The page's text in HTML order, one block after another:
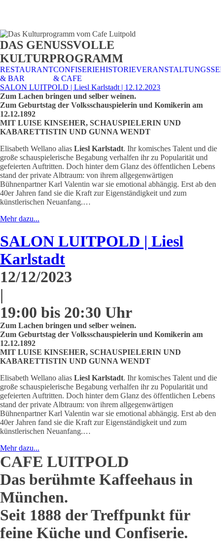
CAFE &
RESTAURANT
TISCHRESERVIERUNG
& KARTE
TISCHRESERVIERUNG
& SPEISEKARTE
DAS GENUSSVOLLE
KULTURPROGRAMM
RESTAURANT
& BAR
CONFISERIE
& CAFE
HISTORIE
SALON LUITPOLD | Liesl Karlstadt | 12.12.2023
Zum Lachen bringen und selber weinen.
Zum Geburtstag der Volksschauspielerin und Komikerin am
12.12.1892
MIT LUISE KINSEHER, SCHAUSPIELERIN UND
KABARETTISTIN UND GUNNA WENDT
Elisabeth Wellano alias Liesl Karlstadt. Ihr komisches Talent und die
große schauspielerische Begabung verhalfen ihr zu Popularität und
gefeierten Auftritten. Doch hinter dem Glanz des öffentlichen Lebens
stand der private Albtraum: von ihrem allgegenwärtigen
Bühnenpartner Karl Valentin war sie emotional abhängig. Erst ab den
40er Jahren fand sie die Kraft zur Eigenständigkeit und zum
künstlerischen Neuanfang.…
Mehr dazu...
SALON LUITPOLD | Liesl
Karlstadt
12/12/2023
|
19:00 bis 20:30 Uhr
Zum Lachen bringen und selber weinen.
Zum Geburtstag der Volksschauspielerin und Komikerin am
12.12.1892
MIT LUISE KINSEHER, SCHAUSPIELERIN UND
KABARETTISTIN UND GUNNA WENDT
Elisabeth Wellano alias Liesl Karlstadt. Ihr komisches Talent und die
große schauspielerische Begabung verhalfen ihr zu Popularität und
gefeierten Auftritten. Doch hinter dem Glanz des öffentlichen Lebens
stand der private Albtraum: von ihrem allgegenwärtigen
Bühnenpartner Karl Valentin war sie emotional abhängig. Erst ab den
40er Jahren fand sie die Kraft zur Eigenständigkeit und zum
künstlerischen Neuanfang.…
Mehr dazu...
CAFE LUITPOLD
Das berühmte Kaffeehaus in
München.
Seit 1888 der Treffpunkt für
feine Küche und Confiserie.